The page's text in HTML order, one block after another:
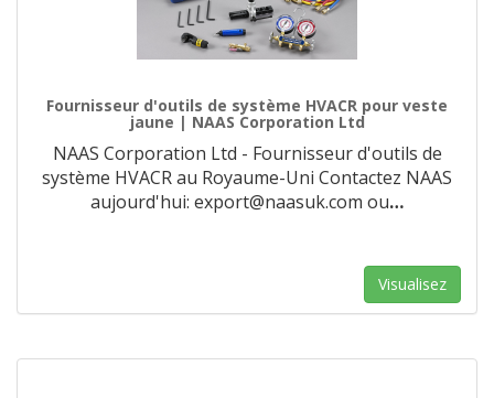
Fournisseur d'outils de système HVACR pour veste
jaune | NAAS Corporation Ltd
NAAS Corporation Ltd - Fournisseur d'outils de
système HVACR au Royaume-Uni Contactez NAAS
aujourd'hui: export@naasuk.com ou…
Visualisez